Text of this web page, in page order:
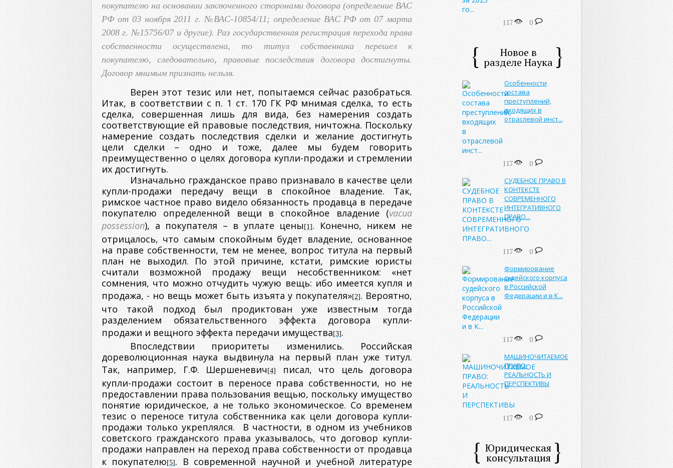
покупателю на основании заключенного сторонами договора (определение ВАС
РФ от 03 ноября 2011 г. №ВАС-10854/11; определение ВАС РФ от 07 марта
2008 г. №15756/07 и другие). Раз государственная регистрация перехода права
собственности осуществлена, то титул собственника перешел к
покупателю, следовательно, правовые последствия договора достигнуты.
Договор мнимым признать нельзя.
Верен этот тезис или нет, попытаемся сейчас разобраться.
Итак, в соответствии с п. 1 ст. 170 ГК РФ мнимая сделка, то есть
сделка, совершенная лишь для вида, без намерения создать
соответствующие ей правовые последствия, ничтожна. Поскольку
намерение создать последствия сделки и желание достигнуть
цели сделки – одно и тоже, далее мы будем говорить
преимущественно о целях договора купли-продажи и стремлении
их достигнуть.
Изначально гражданское право признавало в качестве цели
купли-продажи передачу вещи в спокойное владение. Так,
римское частное право видело обязанность продавца в передаче
покупателю определенной вещи в спокойное владение (vacua
possession), а покупателя – в уплате цены [1] . Конечно, никем не
отрицалось, что самым спокойным будет владение, основанное
на праве собственности, тем не менее, вопрос титула на первый
план не выходил. По этой причине, кстати, римские юристы
считали возможной продажу вещи несобственником: «нет
сомнения, что можно отчудить чужую вещь: ибо имеется купля и
продажа, - но вещь может быть изъята у покупателя»[2] . Вероятно,
что такой подход был продиктован уже известным тогда
разделением обязательственного эффекта договора купли-
продажи и вещного эффекта передачи имущества [3] .
Впоследствии приоритеты изменились. Российская
дореволюционная наука выдвинула на первый план уже титул.
Так, например, Г.Ф. Шершеневич [4]
писал, что цель договора
купли-продажи состоит в переносе права собственности, но не
предоставлении права пользования вещью, поскольку имущество
понятие юридическое, а не только экономическое. Со временем
тезис о переносе титула собственника как цели договора купли-
продажи только укреплялся. В частности, в одном из учебников
советского гражданского права указывалось, что договор купли-
продажи направлен на переход права собственности от продавца
к покупателю [5] . В современной научной и учебной литературе
117 0
Новое в
разделе Наука
Особенности
состава
преступлений,
входящих в
отраслевой инст...
117 0
СУДЕБНОЕ ПРАВО В
КОНТЕКСТЕ
СОВРЕМЕННОГО
ИНТЕГРАТИВНОГО
ПРАВО...
117 0
Формирование
судейского корпуса
в Российской
Федерации и в К...
117 0
МАШИНОЧИТАЕМОЕ
ПРАВО:
РЕАЛЬНОСТЬ И
ПЕРСПЕКТИВЫ
117 0
Юридическая
консультация